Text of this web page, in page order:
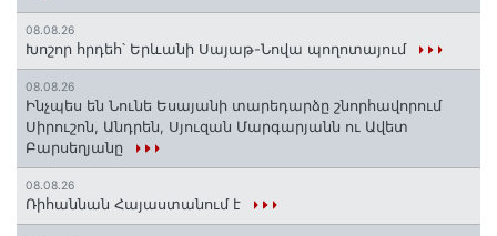
08.08.26
Խոշոր հրդեհ՝ Երևանի Սայաթ-Նովա պողոտայում
08.08.26
Ինչպես են Նունե Եսայանի տարեդարձը շնորհավորում
Սիրուշոն, Անդրեն, Սյուզան Մարգարյանն ու Ավետ
Բարսեղյանը
08.08.26
Ռիհաննան Հայաստանում է